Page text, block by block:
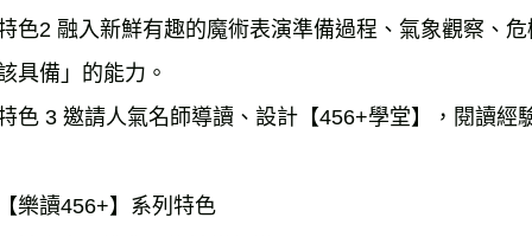
2 融入新鮮有趣的魔術表演準備過程、氣象觀察、危
具備」的能力。
3 邀請人氣名師導讀、設計【456+學堂】，閱讀經
讀456+】系列特色